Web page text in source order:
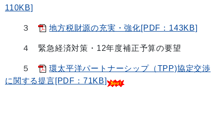
110KB]
３ 地方税財源の充実・強化[PDF：143KB]
４ 緊急経済対策・12年度補正予算の要望
５
環太平洋パートナーシップ（TPP)協定交渉
に関する提言[PDF：71KB]